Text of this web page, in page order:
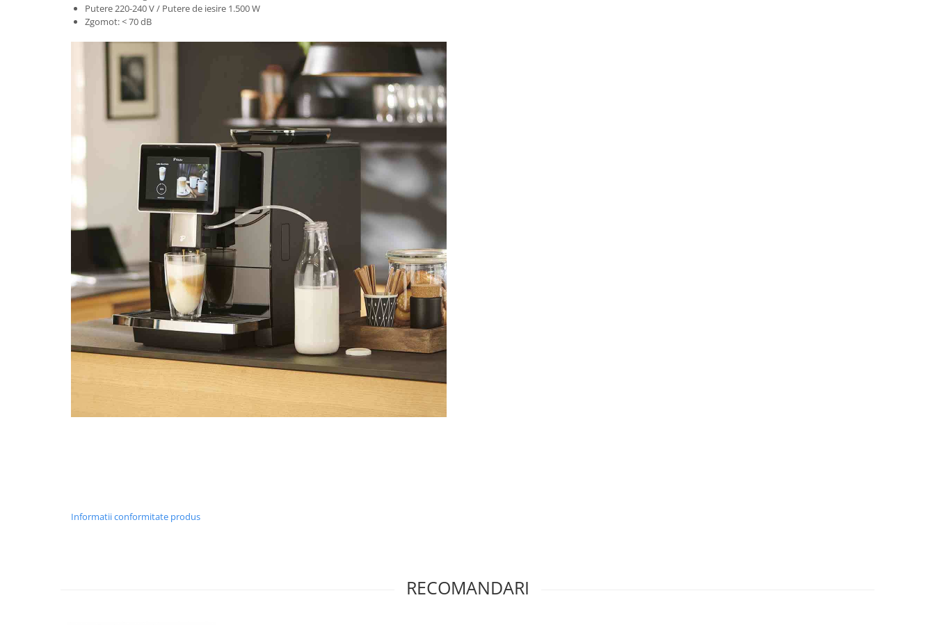
Putere 220-240 V / Putere de iesire 1.500 W
Zgomot: < 70 dB
Informatii conformitate produs
RECOMANDARI